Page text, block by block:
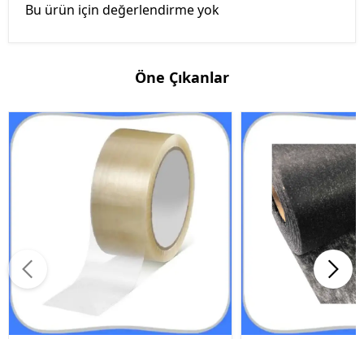
Bu ürün için değerlendirme yok
Öne Çıkanlar